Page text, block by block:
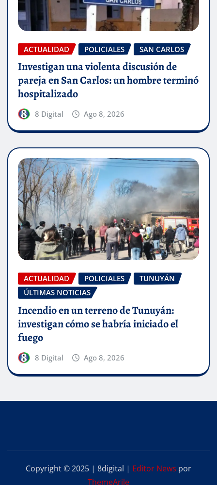
ACTUALIDAD POLICIALES SAN CARLOS
Investigan una violenta discusión de
pareja en San Carlos: un hombre terminó
hospitalizado
8 Digital Ago 8, 2026
ACTUALIDAD POLICIALES
TUNUYÁN
ÚLTIMAS NOTICIAS
Incendio en un terreno de Tunuyán:
investigan cómo se habría iniciado el
fuego
8 Digital Ago 8, 2026
Copyright © 2025 | 8digital | Editor News por
ThemeArile